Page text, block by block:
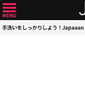
手洗いをしっかりしよう！Japaaan